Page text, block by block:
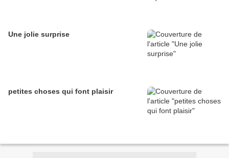
Une jolie surprise
petites choses qui font plaisir